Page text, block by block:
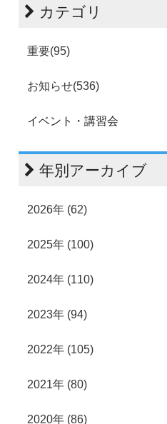
カテゴリ
重要(95)
お知らせ(536)
イベント・講習会
年別アーカイブ
2026年 (62)
2025年 (100)
2024年 (110)
2023年 (94)
2022年 (105)
2021年 (80)
2020年 (86)